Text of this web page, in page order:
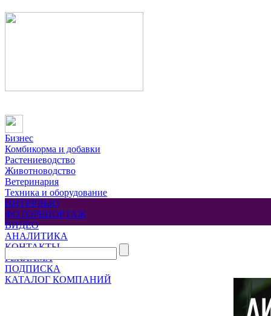
Бизнес
Комбикорма и добавки
Растениеводство
Животноводство
Ветеринария
Техника и оборудование
ИНТЕРВЬЮ
ФОТОРЕПОРТАЖ
ВИДЕО
АНАЛИТИКА
КОНТАКТЫ
РЕКЛАМА
ПОДПИСКА
КАТАЛОГ КОМПАНИЙ